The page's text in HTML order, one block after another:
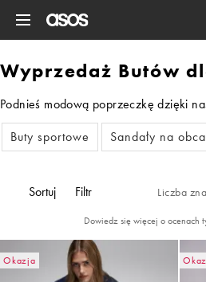
Wyprzedaż Butów
Podnieś modową poprzeczkę dzięki
Buty sportowe
Sandały na
Sortuj Filtr Liczba
Dowiedz się więcej o ocenach
Okazja